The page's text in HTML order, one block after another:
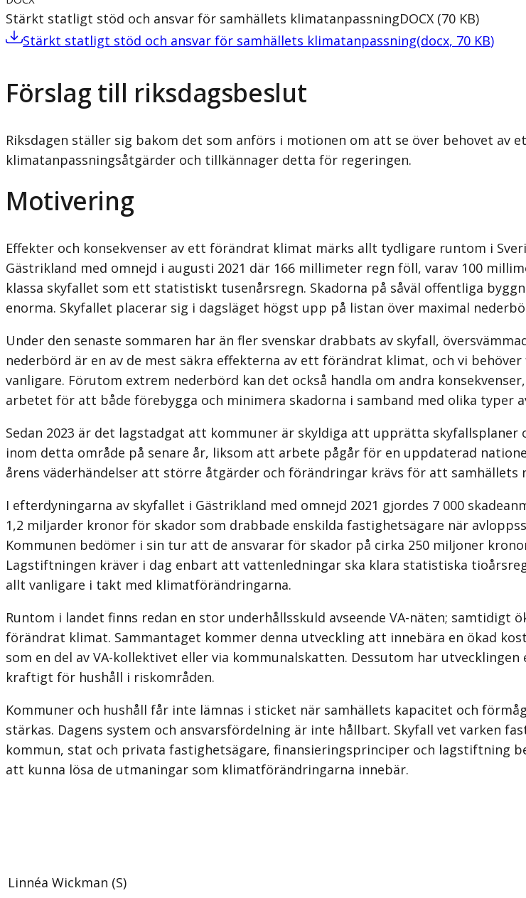
Stärkt statligt stöd och ansvar för samhällets klimatanpassningDOCX (70 KB)
Stärkt statligt stöd och ansvar för samhällets klimatanpassning(docx, 70 KB)
Förslag till riksdagsbeslut
Riksdagen ställer sig bakom det som anförs i motionen om att se över behovet
klimatanpassningsåtgärder och tillkännager detta för regeringen.
Motivering
Effekter och konsekvenser av ett förändrat klimat märks allt tydligare runtom i
Gästrikland med omnejd i augusti 2021 där 166 millimeter regn föll, varav 100
klassa skyfallet som ett statistiskt tusenårsregn. Skadorna på såväl offentliga
enorma. Skyfallet placerar sig i dagsläget högst upp på listan över maximal
Under den senaste sommaren har än fler svenskar drabbats av skyfall,
nederbörd är en av de mest säkra effekterna av ett förändrat klimat, och vi
vanligare. Förutom extrem nederbörd kan det också handla om andra
arbetet för att både förebygga och minimera skadorna i samband med olika typer
Sedan 2023 är det lagstadgat att kommuner är skyldiga att upprätta
inom detta område på senare år, liksom att arbete pågår för en uppdaterad
årens väderhändelser att större åtgärder och förändringar krävs för att samhällets
I efterdyningarna av skyfallet i Gästrikland med omnejd 2021 gjordes 7 000
1,2 miljarder kronor för skador som drabbade enskilda fastighetsägare när
Kommunen bedömer i sin tur att de ansvarar för skador på cirka 250 miljoner
Lagstiftningen kräver i dag enbart att vattenledningar ska klara statistiska
allt vanligare i takt med klimatförändringarna.
Runtom i landet finns redan en stor underhållsskuld avseende VA-näten;
förändrat klimat. Sammantaget kommer denna utveckling att innebära en ökad
som en del av VA-kollektivet eller via kommunalskatten. Dessutom har
kraftigt för hushåll i riskområden.
Kommuner och hushåll får inte lämnas i sticket när samhällets kapacitet och
stärkas. Dagens system och ansvarsfördelning är inte hållbart. Skyfall vet varken
kommun, stat och privata fastighetsägare, finansieringsprinciper och lagstiftning
att kunna lösa de utmaningar som klimatförändringarna innebär.
Linnéa Wickman (S)